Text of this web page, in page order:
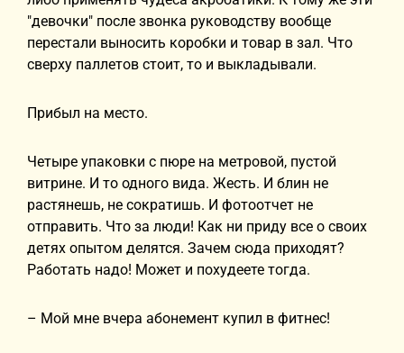
"девочки" после звонка руководству вообще
перестали выносить коробки и товар в зал. Что
сверху паллетов стоит, то и выкладывали.
Прибыл на место.
Четыре упаковки с пюре на метровой, пустой
витрине. И то одного вида. Жесть. И блин не
растянешь, не сократишь. И фотоотчет не
отправить. Что за люди! Как ни приду все о своих
детях опытом делятся. Зачем сюда приходят?
Работать надо! Может и похудеете тогда.
– Мой мне вчера абонемент купил в фитнес!